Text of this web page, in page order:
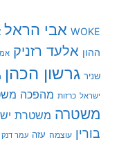
WOKE אבי הראל
ההון אלעד רזניק
שניר גרשון הכהן
ישראל כרזות מהפכה
משטרה משטרת
בורין עוצמה עזה עמר דנק